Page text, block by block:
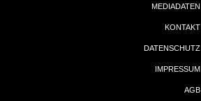
MEDIADATEN
KONTAKT
DATENSCHUTZ
IMPRESSUM
AGB